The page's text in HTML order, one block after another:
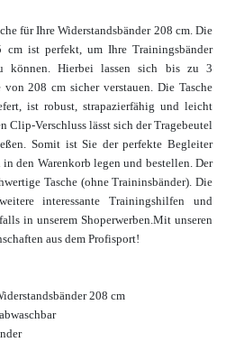
für Ihre Widerstandsbänder 208 cm. Die
ist perfekt, um Ihre Trainingsbänder
können. Hierbei lassen sich bis zu 3
von 208 cm sicher verstauen.Die Tasche
ist robust, strapazierfähig und leicht
Clip-Verschluss lässt sich der Tragebeutel
Somit ist Sie der perfekte Begleiter
den Warenkorb legen und bestellen. Der
Tasche (ohne Traininsbänder). Die
interessante Trainingshilfen und
in unserem Shoperwerben.Mit unseren
aus dem Profisport!
208 cm